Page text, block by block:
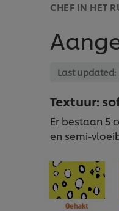
CHEF IN HET
Last updated:
Textuur:
Er bestaan 5
en semi-